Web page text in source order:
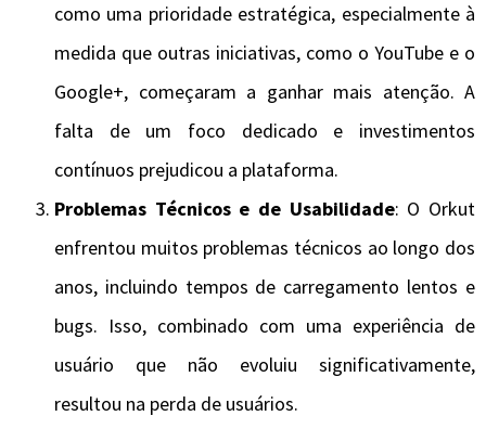
como uma prioridade estratégica, especialmente à
medida que outras iniciativas, como o YouTube e o
Google+, começaram a ganhar mais atenção. A
falta de um foco dedicado e investimentos
contínuos prejudicou a plataforma.
Problemas Técnicos e de Usabilidade: O Orkut
enfrentou muitos problemas técnicos ao longo dos
anos, incluindo tempos de carregamento lentos e
bugs. Isso, combinado com uma experiência de
usuário que não evoluiu significativamente,
resultou na perda de usuários.